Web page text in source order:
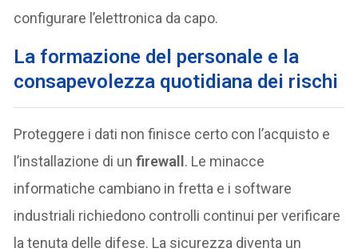
configurare l’elettronica da capo.
La formazione del personale e la
consapevolezza quotidiana dei rischi
Proteggere i dati non finisce certo con l’acquisto e
l’installazione di unfirewall. Le minacce
informatiche cambiano in fretta e i software
industriali richiedono controlli continui per verificare
la tenuta delle difese. La sicurezza diventa un